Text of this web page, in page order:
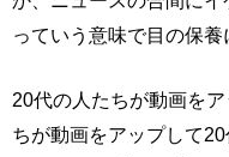
っていう意味で目の保養
20代の人たちが動画を
ちが動画をアップして